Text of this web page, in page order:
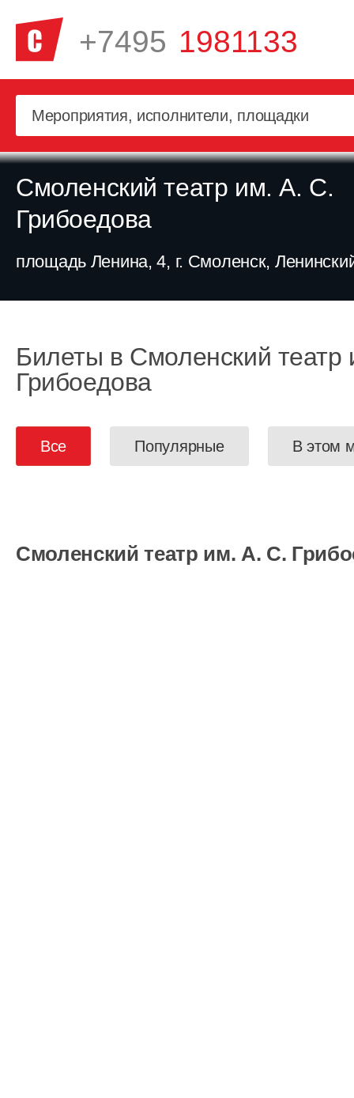
+7495 1981133
Смоленский театр им. А. С.
Грибоедова
площадь Ленина, 4, г. Смоленск,
Билеты в Смоленский
Грибоедова
Все Популярные В этом
Смоленский театр им. А. С.